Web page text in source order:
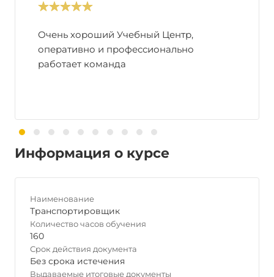
Очень хороший Учебный Центр,
оперативно и профессионально
работает команда
Информация о курсе
Наименование
Транспортировщик
Количество часов обучения
160
Срок действия документа
Без срока истечения
Выдаваемые итоговые документы